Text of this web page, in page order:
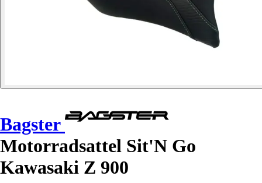
Bagster
Motorradsattel Sit'N Go
Kawasaki Z 900